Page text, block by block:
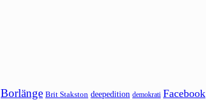
Borlänge Brit Stakston deepedition demokrati Facebook